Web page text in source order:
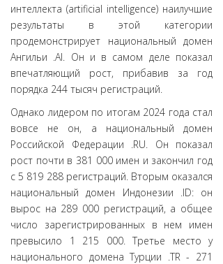
интеллекта (artificial intelligence) наилучшие
результаты в этой категории
продемонстрирует национальный домен
Ангильи .AI. Он и в самом деле показал
впечатляющий рост, прибавив за год
порядка 244 тысяч регистраций.
Однако лидером по итогам 2024 года стал
вовсе не он, а национальный домен
Российской Федерации .RU. Он показал
рост почти в 381 000 имен и закончил год
с 5 819 288 регистраций. Вторым оказался
национальный домен Индонезии .ID: он
вырос на 289 000 регистраций, а общее
число зарегистрированных в нем имен
превысило 1 215 000. Третье место у
национального домена Турции .TR - 271